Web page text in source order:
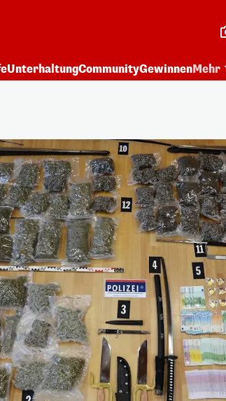
UnterhaltungCommunityGewinnenMehr